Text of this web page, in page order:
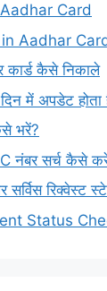
Card
Aadhar
कार्ड कैसे निकाले
में अपडेट होता
भरें?
नंबर सर्च कैसे
सर्विस
Status